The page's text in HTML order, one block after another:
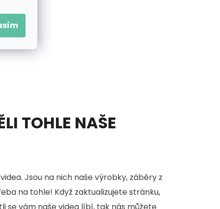
TOHLE NAŠE
Jsou na nich naše výrobky, záběry z
na tohle! Když zaktualizujete stránku,
se vám naše videa líbí, tak nás můžete